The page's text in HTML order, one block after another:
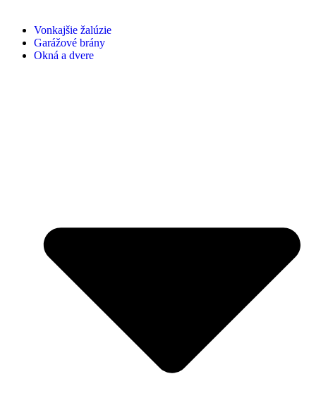
Vonkajšie žalúzie
Garážové brány
Okná a dvere